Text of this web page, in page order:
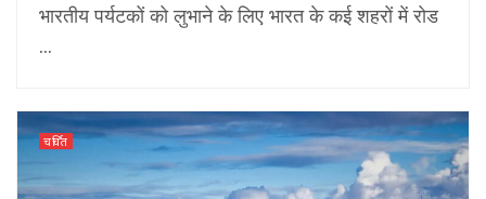
भारतीय पर्यटकों को लुभाने के लिए भारत के कई शहरों में रोड
...
चर्चित